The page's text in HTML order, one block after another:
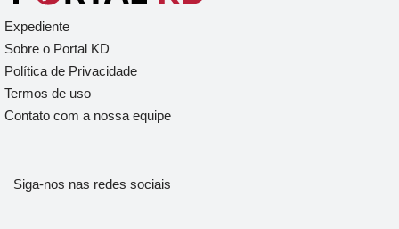
Expediente
Sobre o Portal KD
Política de Privacidade
Termos de uso
Contato com a nossa equipe
Siga-nos nas redes sociais